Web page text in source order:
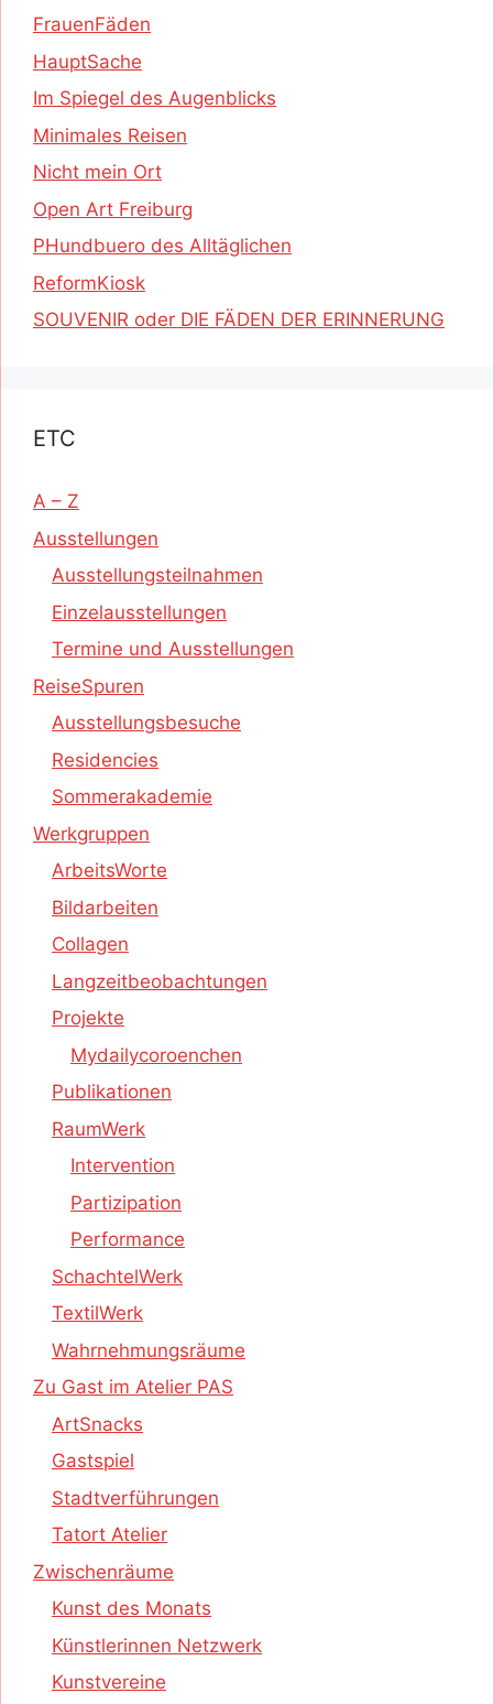
FrauenFäden
HauptSache
Im Spiegel des Augenblicks
Minimales Reisen
Nicht mein Ort
Open Art Freiburg
PHundbuero des Alltäglichen
ReformKiosk
SOUVENIR oder DIE FÄDEN DER ERINNERUNG
ETC
A – Z
Ausstellungen
Ausstellungsteilnahmen
Einzelausstellungen
Termine und Ausstellungen
ReiseSpuren
Ausstellungsbesuche
Residencies
Sommerakademie
Werkgruppen
ArbeitsWorte
Bildarbeiten
Collagen
Langzeitbeobachtungen
Projekte
Mydailycoroenchen
Publikationen
RaumWerk
Intervention
Partizipation
Performance
SchachtelWerk
TextilWerk
Wahrnehmungsräume
Zu Gast im Atelier PAS
ArtSnacks
Gastspiel
Stadtverführungen
Tatort Atelier
Zwischenräume
Kunst des Monats
Künstlerinnen Netzwerk
Kunstvereine